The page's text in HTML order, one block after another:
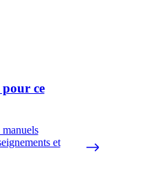
pour ce
et